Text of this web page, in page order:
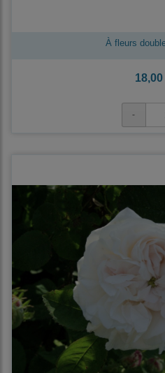
À fleurs
18,00